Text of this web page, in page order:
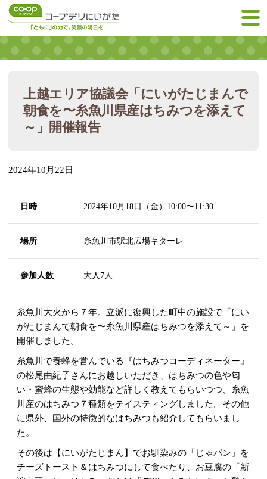
上越エリア協議会「にいがたじまんで
朝食を〜糸魚川県産はちみつを添えて
～」開催報告
2024年10月22日
日時 2024年10月18日（金）10:00〜11:30
場所 糸魚川市駅北広場キターレ
参加人数 大人7人
糸魚川大火から７年。立派に復興した町中の施設で「にい
がたじまんで朝食を〜糸魚川県産はちみつを添えて～」を
開催しました。
糸魚川で養蜂を営んでいる『はちみつコーディネーター』
の松尾由紀子さんにお越しいただき、はちみつの色や匂
い・蜜蜂の生態や効能など詳しく教えてもらいつつ、糸魚
川産のはちみつ７種類をテイスティングしました。その他
に県外、国外の特徴的なはちみつも紹介してもらいまし
た。
その後は【にいがたじまん】でお馴染みの「じゃパン」を
チーズトースト＆はちみつにして食べたり、お豆腐の「新